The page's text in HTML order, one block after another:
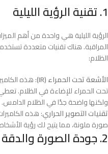
1. تقنية الرؤية الليلية
الرؤية الليلية هي واحدة من أهم
المراقبة. هناك تقنيات متعددة
الظلام:
الأشعة تحت الحمراء (IR)
تحت الحمراء للإضاءة في الظلام.
ولكنها واضحة جدًا في الظلام الدامس.
تقنيات التصوير الحراري: هذه
صورة ملونة، مما يتيح لك رؤية
2. جودة الصورة والدقة